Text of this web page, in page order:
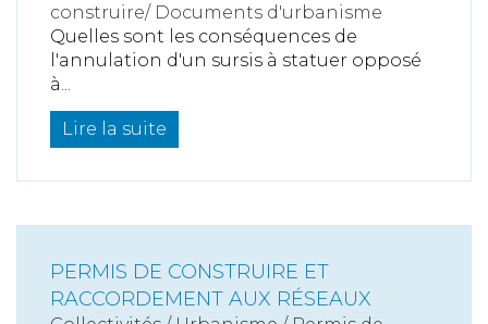
construire/ Documents d'urbanisme
Quelles sont les conséquences de
l'annulation d'un sursis à statuer opposé
à...
Lire la suite
PERMIS DE CONSTRUIRE ET
RACCORDEMENT AUX RÉSEAUX